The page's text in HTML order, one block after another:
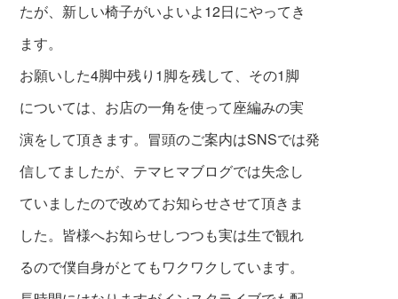
たが、新しい椅子がいよいよ12日にやってき
ます。
お願いした4脚中残り1脚を残して、その1脚
については、お店の一角を使って座編みの実
演をして頂きます。冒頭のご案内はSNSでは発
信してましたが、テマヒマブログでは失念し
ていましたので改めてお知らせさせて頂きま
した。皆様へお知らせしつつも実は生で観れ
るので僕自身がとてもワクワクしています。